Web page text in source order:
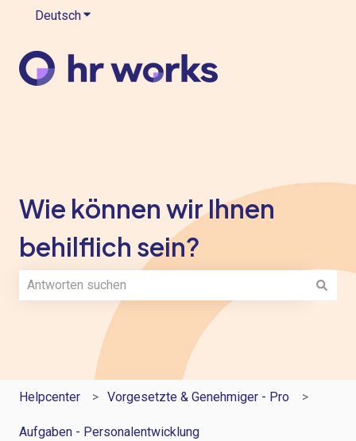
DeutschUntermenü für Übersetzungen anzeigen
Wie können wir Ihnen
behilflich sein?
Es gibt keine Vorschläge, da das Suchfeld leer ist.
Helpcenter Vorgesetzte & Genehmiger - Pro
Aufgaben - Personalentwicklung